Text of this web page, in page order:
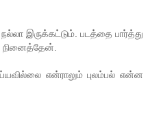
இருக்கட்டும். படத்தை பார்த்து
நினைத்தேன்.
என்ராலும் புலம்பல் என்ன